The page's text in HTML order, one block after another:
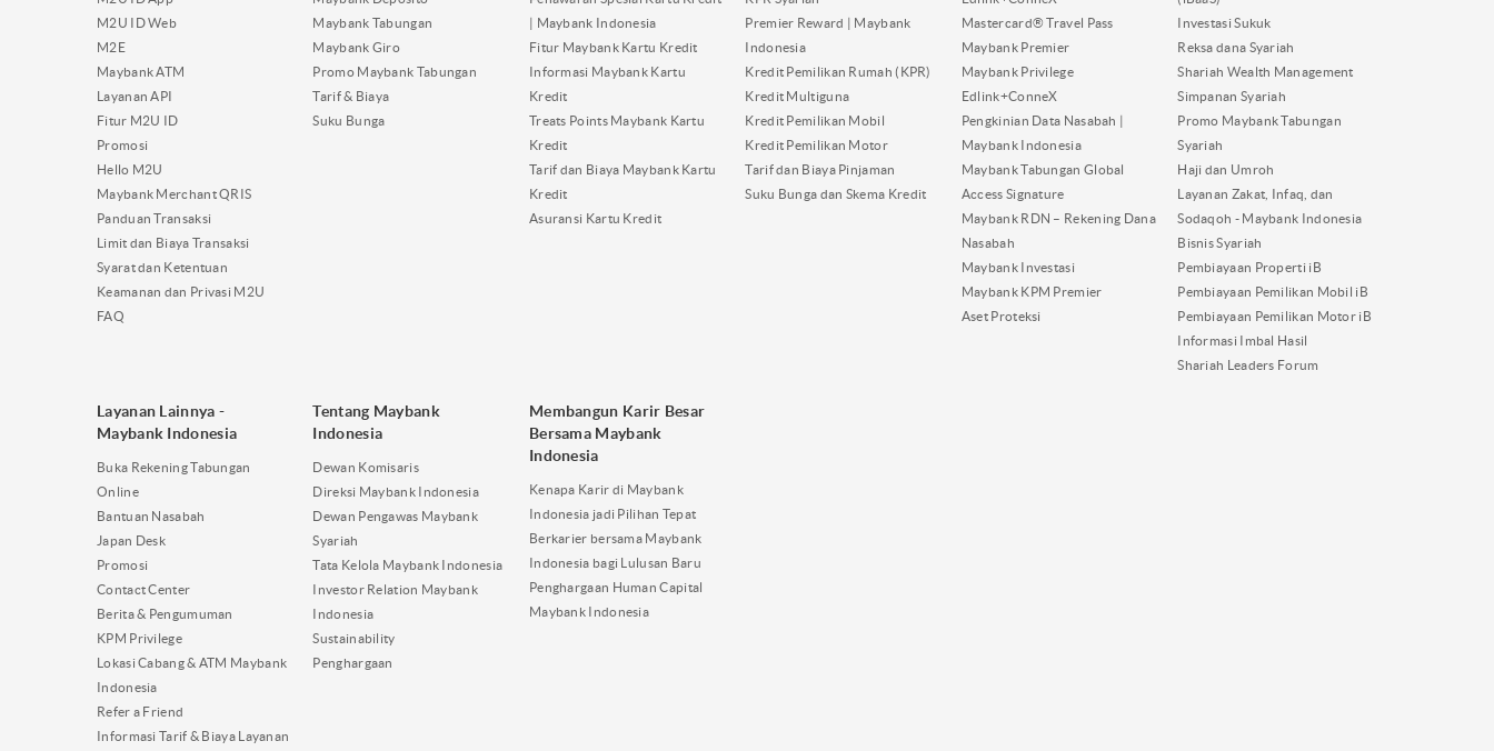
M2U ID Web
M2E
Maybank ATM
Layanan API
Fitur M2U ID
Promosi
Hello M2U
Maybank Merchant QRIS
Panduan Transaksi
Limit dan Biaya Transaksi
Syarat dan Ketentuan
Keamanan dan Privasi M2U
FAQ
Maybank Tabungan
Maybank Giro
Promo Maybank Tabungan
Tarif & Biaya
Suku Bunga
| Maybank Indonesia
Fitur Maybank Kartu Kredit
Informasi Maybank Kartu
Kredit
Treats Points Maybank Kartu
Kredit
Tarif dan Biaya Maybank Kartu
Kredit
Asuransi Kartu Kredit
Premier Reward | Maybank
Indonesia
Kredit Pemilikan Rumah (KPR)
Kredit Multiguna
Kredit Pemilikan Mobil
Kredit Pemilikan Motor
Tarif dan Biaya Pinjaman
Suku Bunga dan Skema Kredit
Mastercard® Travel Pass
Maybank Premier
Maybank Privilege
Edlink+ConneX
Pengkinian Data Nasabah |
Maybank Indonesia
Maybank Tabungan Global
Access Signature
Maybank RDN – Rekening Dana
Nasabah
Maybank Investasi
Maybank KPM Premier
Aset Proteksi
Investasi Sukuk
Reksa dana Syariah
Shariah Wealth Management
Simpanan Syariah
Promo Maybank Tabungan
Syariah
Haji dan Umroh
Layanan Zakat, Infaq, dan
Sodaqoh - Maybank Indonesia
Bisnis Syariah
Pembiayaan Properti iB
Pembiayaan Pemilikan Mobil iB
Pembiayaan Pemilikan Motor iB
Informasi Imbal Hasil
Shariah Leaders Forum
Layanan Lainnya -
Maybank Indonesia
Buka Rekening Tabungan
Online
Bantuan Nasabah
Japan Desk
Promosi
Contact Center
Berita & Pengumuman
KPM Privilege
Lokasi Cabang & ATM Maybank
Indonesia
Refer a Friend
Informasi Tarif & Biaya Layanan
Tentang Maybank
Indonesia
Dewan Komisaris
Direksi Maybank Indonesia
Dewan Pengawas Maybank
Syariah
Tata Kelola Maybank Indonesia
Investor Relation Maybank
Indonesia
Sustainability
Penghargaan
Membangun Karir Besar
Bersama Maybank
Indonesia
Kenapa Karir di Maybank
Indonesia jadi Pilihan Tepat
Berkarier bersama Maybank
Indonesia bagi Lulusan Baru
Penghargaan Human Capital
Maybank Indonesia